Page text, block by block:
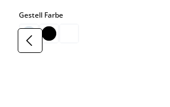
Gestell Farbeauswählen